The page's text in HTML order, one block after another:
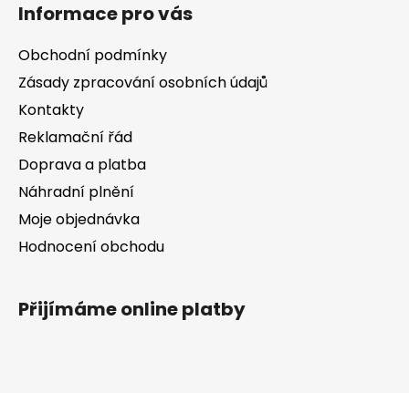
Informace pro vás
Obchodní podmínky
Zásady zpracování osobních údajů
Kontakty
Reklamační řád
Doprava a platba
Náhradní plnění
Moje objednávka
Hodnocení obchodu
Přijímáme online platby